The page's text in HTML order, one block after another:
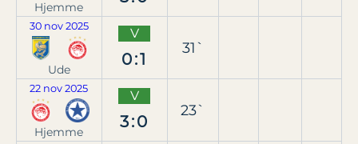
Hjemme
30 nov 2025
Ude
V
0:1
31`
22 nov 2025
Hjemme
V
3:0
23`